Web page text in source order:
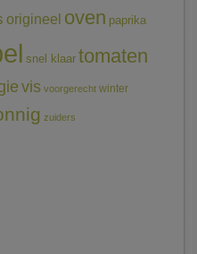
origineel oven paprika
snel klaar tomaten
vis voorgerecht winter
zuiders